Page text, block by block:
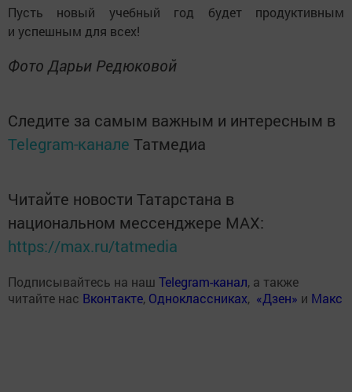
Пусть новый учебный год будет продуктивным
и успешным для всех!
Фото Дарьи Редюковой
Следите за самым важным и интересным в
Telegram-канале Татмедиа
Читайте новости Татарстана в
национальном мессенджере MАХ:
https://max.ru/tatmedia
Подписывайтесь на наш Telegram-канал, а также
читайте нас Вконтакте, Одноклассниках, «Дзен» и Макс